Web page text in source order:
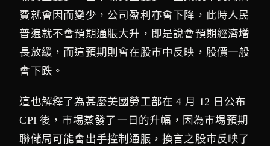
費就會因而變少，公司盈利亦會下降，此時人民
普遍就不會預期通脹大升，即是說會預期經濟增
長放緩，而這預期則會在股巿中反映，股價一般
會下跌。
這也解釋了為甚麼美國勞工部在 4 月 12 日公布
CPI 後，巿埸蒸發了一日的升幅，因為巿埸預期
聯儲局可能會出手控制通脹，換言之股巿反映了